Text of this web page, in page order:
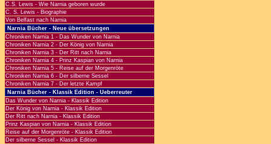
C.S. Lewis - Wie Narnia geboren wurde
C. S. Lewis - Biographie
Von Belfast nach Narnia
Narnia Bücher - Neue übersetzungen
Chroniken Narnia 1 - Das Wunder von Narnia
Chroniken Narnia 2 - Der König von Narnia
Chroniken Narnia 3 - Der Ritt nach Narnia
Chroniken Narnia 4 - Prinz Kaspian von Narnia
Chroniken Narnia 5 - Reise auf der Morgenröte
Chroniken Narnia 6 - Der silberne Sessel
Chroniken Narnia 7 - Der letzte Kampf
Narnia Bücher - Klassik Edition - Ueberreuter
Das Wunder von Narnia - Klassik Edition
Der König von Narnia - Klassik Edition
Der Ritt nach Narnia - Klassik Edition
Prinz Kaspian von Narnia - Klassik Edition
Reise auf der Morgenröte - Klassik Edition
Der silberne Sessel - Klassik Edition